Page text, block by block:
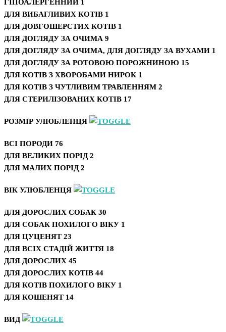
ГІПОАЛЕРГЕННИЙ 1
ДЛЯ ВИБАГЛИВИХ КОТІВ 1
ДЛЯ ДОВГОШЕРСТИХ КОТІВ 1
ДЛЯ ДОГЛЯДУ ЗА ОЧИМА 9
ДЛЯ ДОГЛЯДУ ЗА ОЧИМА, ДЛЯ ДОГЛЯДУ ЗА ВУХАМИ 1
ДЛЯ ДОГЛЯДУ ЗА РОТОВОЮ ПОРОЖНИНОЮ 15
ДЛЯ КОТІВ З ХВОРОБАМИ НИРОК 1
ДЛЯ КОТІВ З ЧУТЛИВИМ ТРАВЛЕННЯМ 2
ДЛЯ СТЕРИЛІЗОВАНИХ КОТІВ 17
РОЗМІР УЛЮБЛЕНЦЯ
ВСІ ПОРОДИ 76
ДЛЯ ВЕЛИКИХ ПОРІД 2
ДЛЯ МАЛИХ ПОРІД 2
ВІК УЛЮБЛЕНЦЯ
ДЛЯ ДОРОСЛИХ СОБАК 30
ДЛЯ СОБАК ПОХИЛОГО ВІКУ 1
ДЛЯ ЦУЦЕНЯТ 23
ДЛЯ ВСІХ СТАДІЙ ЖИТТЯ 18
ДЛЯ ДОРОСЛИХ 45
ДЛЯ ДОРОСЛИХ КОТІВ 44
ДЛЯ КОТІВ ПОХИЛОГО ВІКУ 1
ДЛЯ КОШЕНЯТ 14
ВИД